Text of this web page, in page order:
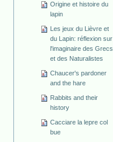
Origine et histoire du
lapin
Les jeux du Lièvre et
du Lapin: réflexion sur
l'imaginaire des Grecs
et des Naturalistes
Chaucer's pardoner
and the hare
Rabbits and their
history
Cacciare la lepre col
bue